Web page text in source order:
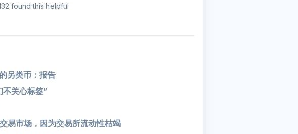
found this helpful
另类币：报告
不关心标签”
易市场，因为交易所流动性枯竭